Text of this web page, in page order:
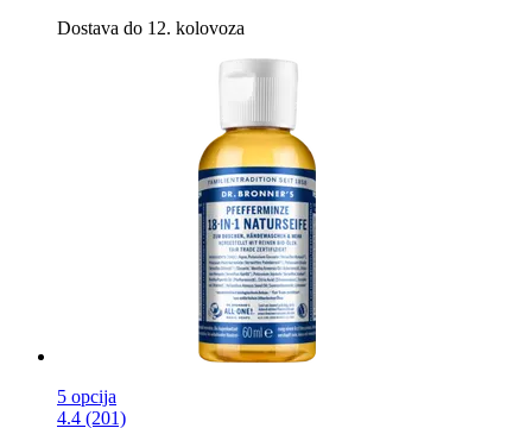
Dostava do 12. kolovoza
5 opcija
4.4 (201)